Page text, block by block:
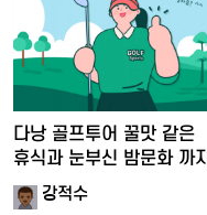
다낭 골프투어 꿀맛 같은
휴식과 눈부신 밤문화 까지
즐…강적수